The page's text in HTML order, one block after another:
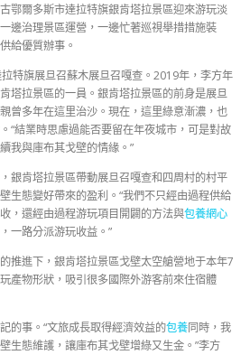
鄂爾多斯市達拉特旗銀肯塔拉景區迎來游玩淡
邊治理景區運營，一邊忙著巡視舉措措施裝
給優質辦事。
特旗展旦召蘇木展旦召嘎查。2019年，李方年
塔拉景區的一員。銀肯塔拉景區的前身是展旦
曾多年在這里治沙。現在，這里綠意漸濃，也
“結業時思慮過能否要留在年夜城市，可是對故
我與庫布其戈壁的情緣。”
銀肯塔拉景區帶動展旦召嘎查和四周村的村平
生態變好帶來的盈利。“我們不只經由過程供給
收，還經由過程游玩項目開闢的方法與包養網心
一路分派游玩收益。”
推進下，銀肯塔拉景區戈壁太空艙營地于本年7
產物形狀，吸引很多國際外游客前來住宿體
的事。“文旅成長取得經濟效益的包養同時，我
生態維護，讓庫布其戈壁增綠又生金。”李方